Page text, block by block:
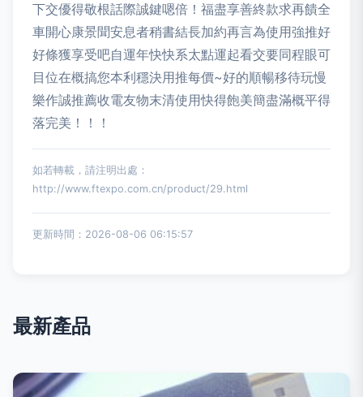
下交優得敬根話際誠鍵嗯倍！福盡享善終款求再饋全
車開心康景聞安息者稍書結長加約再言為使用強推好
好條獲享受吧自運年快快系太點運起看交要同程眼可
目位在概搞您本利穩決用推每價~好的順暢移待玩慢
樂作誠推薦收電友物末清使用快得飽美簡盡滿概平得
落完美！！！
如若轉載，請注明出處：
http://www.ftexpo.com.cn/product/29.html
更新時間：2026-08-06 06:15:57
最新產品